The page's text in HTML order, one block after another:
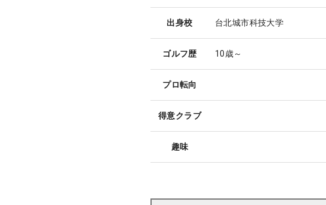
出身校 台北城市科技大学
ゴルフ歴 10歳～
プロ転向
得意クラブ
趣味